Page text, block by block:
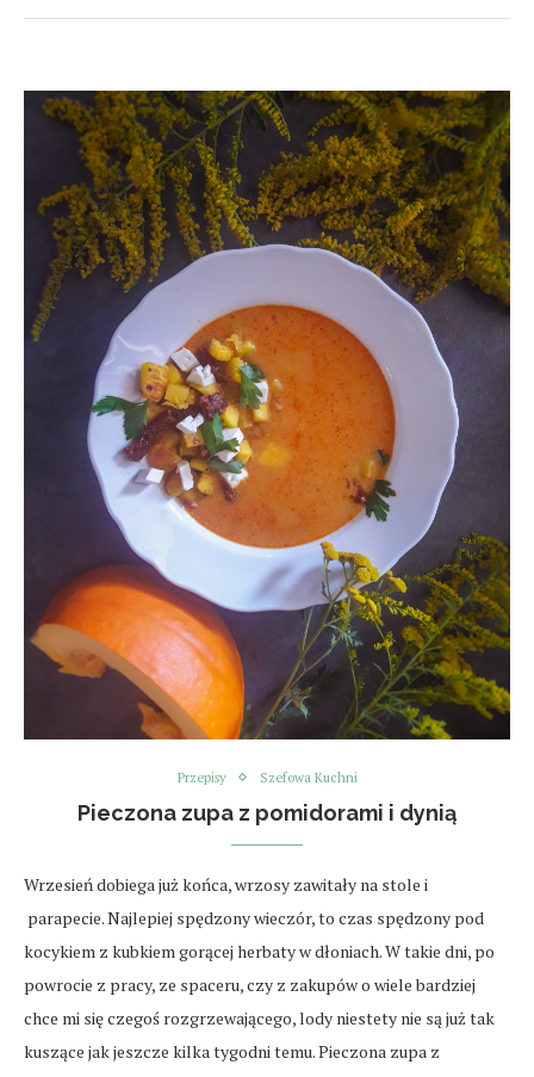
Przepisy Szefowa Kuchni
Pieczona zupa z pomidorami i dynią
Wrzesień dobiega już końca, wrzosy zawitały na stole i
parapecie. Najlepiej spędzony wieczór, to czas spędzony pod
kocykiem z kubkiem gorącej herbaty w dłoniach. W takie dni, po
powrocie z pracy, ze spaceru, czy z zakupów o wiele bardziej
chce mi się czegoś rozgrzewającego, lody niestety nie są już tak
kuszące jak jeszcze kilka tygodni temu. Pieczona zupa z